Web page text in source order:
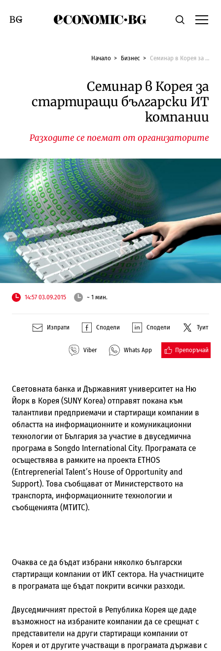
Economic.bgТърсене
Смяна на език
Начало Бизнес Семинар в Корея за стартиращи български ИТ компании
Семинар в Корея за
стартиращи български ИТ
компании
Разходите се поемат от организаторите
14:57 03.09.2015 ~ 1 мин.
Изпрати Сподели Сподели Туит
Viber Whats App Препоръчай
Световната банка и Държавният университет на Ню
Йорк в Корея (SUNY Korea) отправят покана към
талантливи предприемачи и стартиращи компании в
областта на информационните и комуникационни
технологии от България за участие в двуседмична
програма в Songdo International City. Програмата се
осъществява в рамките на проекта ETHOS
(Entreprenerial Talent’s House of Opportunity and
Support). Това съобщават от Министерството на
транспорта, информационните технологии и
съобщенията (МТИТС).
Очаква се да бъдат избрани няколко български
стартиращи компании от ИКТ сектора. На участниците
в програмата ще бъдат покрити всички разходи.
Двуседмичният престой в Република Корея ще даде
възможност на избраните компании да се срещнат с
представители на други стартиращи компании от
Корея и от другите участващи в програмата държави с